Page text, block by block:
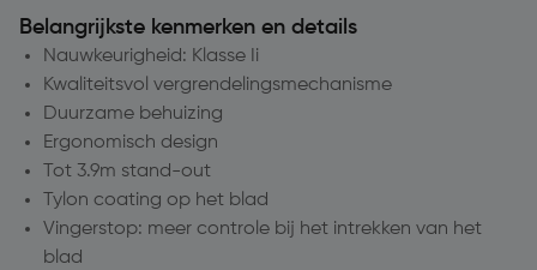
Belangrijkste kenmerken en details
Nauwkeurigheid: Klasse Ii
Kwaliteitsvol vergrendelingsmechanisme
Duurzame behuizing
Ergonomisch design
Tot 3.9m stand-out
Tylon coating op het blad
Vingerstop: meer controle bij het intrekken van het
blad